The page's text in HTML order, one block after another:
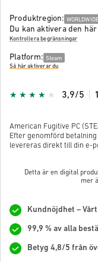
Produktregion: WORLDWIDE
Du kan aktivera den
Kontrollera begränsningar
Platform: Steam
Så här aktiverar du
3,9/5
American Fugitive PC
Efter genomförd
levereras direkt till din e-
Detta är en digital
mer
Kundnöjdhet –
99,9 % av alla
Betyg 4,8/5 från